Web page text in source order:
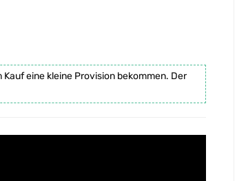
eine kleine Provision bekommen. Der